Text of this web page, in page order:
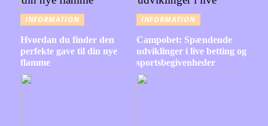
INFORMATION
Hvordan du finder den
perfekte gave til din nye
flamme
INFORMATION
Campobet: Spændende
udviklinger i live betting og
sportsbegivenheder